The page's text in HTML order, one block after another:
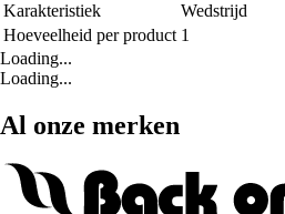
Karakteristiek
Wedstrijd
Hoeveelheid per product 1
Loading...
Loading...
Al onze merken